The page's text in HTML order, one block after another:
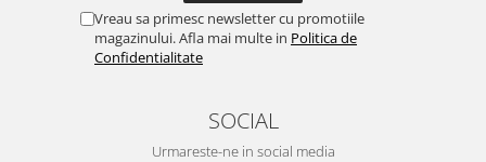
Vreau sa primesc newsletter cu promotiile
magazinului. Afla mai multe in Politica de
Confidentialitate
SOCIAL
Urmareste-ne in social media